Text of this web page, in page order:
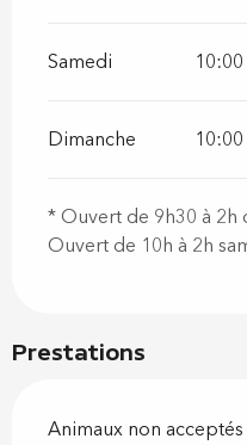
Prestations
Animaux non acceptés
Samedi 10:00
Dimanche 10:00
* Ouvert de 9h30 à
Ouvert de 10h à 2h